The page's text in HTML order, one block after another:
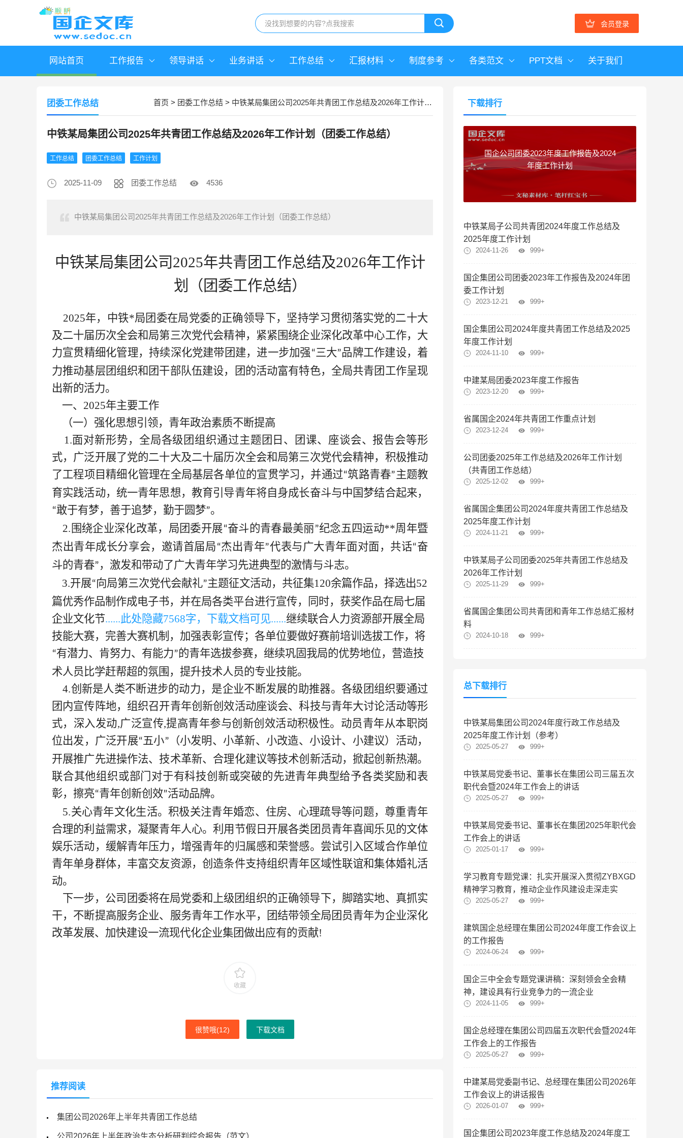
会员登录
网站首页 工作报告 领导讲话 业务讲话 工作总结 汇报材料 制度参考 各类范文 PPT文档 关于我们
首页 > 团委工作总结 > 中铁某局集团公司2025年共青团工作总结及2026年工作计划（团委工作总结）
团委工作总结
中铁某局集团公司2025年共青团工作总结及2026年工作计划（团委工作总结）
工作总结 团委工作总结 工作计划
2025-11-09 团委工作总结 4536
中铁某局集团公司2025年共青团工作总结及2026年工作计划（团委工作总结）
中铁某局集团公司2025年共青团工作总结及2026年工作计
划（ 团委工作总结）
2025年，中铁*局 团委在局党委的正确领导下，坚持学习贯彻落实党的二十大
及二十届历次全会和局第三次党代会精神，紧紧围绕企业深化改革中心工作，大
力宣贯精细化管理，持续深化党建带团建，进一步加强“三大”品牌工作建设，着
力推动基层团组织和团干部队伍建设，团的活动富有特色，全局共青团工作呈现
出新的活力。
一、 2025年主要工作
（一）强化思想引领，青年政治素质不断提高
1.面对新形势，全局各级团组织通过主题团日、团课、座谈会、报告会等形
式，广泛开展了党的二十大及二十届历次全会和局第三次党代会精神，积极推动
了工程项目精细化管理在全局基层各单位的宣贯学习，并通过“筑路青春”主题教
育实践活动，统一青年思想，教育引导青年将自身成长奋斗与中国梦结合起来，
“敢于有梦，善于追梦，勤于圆梦”。
2.围绕企业深化改革，局团委开展“奋斗的青春最美丽”纪念五四运动**周年暨
杰出青年成长分享会，邀请首届局“杰出青年”代表与广大青年面对面，共话“奋
斗的青春”，激发和带动了广大青年学习先进典型的激情与斗志。
3.开展“向局第三次党代会献礼”主题征文活动，共征集120余篇作品，择选出52
篇优秀作品制作成电子书，并在局各类平台进行宣传，同时，获奖作品在局七届
企业文化节......此处隐藏7568字，下载文档可见......继续联合人力资源部开展全局
技能大赛，完善大赛机制，加强表彰宣传；各单位要做好赛前培训选拔工作，将
“有潜力、肯努力、有能力”的青年选拔参赛，继续巩固我局的优势地位，营造技
术人员比学赶帮超的氛围，提升技术人员的专业技能。
4.创新是人类不断进步的动力，是企业不断发展的助推器。各级团组织要通过
团内宣传阵地，组织召开青年创新创效活动座谈会、科技与青年大讨论活动等形
式，深入发动,广泛宣传,提高青年参与创新创效活动积极性。动员青年从本职岗
位出发，广泛开展“五小” （小发明、小革新、小改造、小设计、小建议）活动，
开展推广先进操作法、技术革新、合理化建议等技术创新活动，掀起创新热潮。
联合其他组织或部门对于有科技创新或突破的先进青年典型给予各类奖励和表
彰，擦亮“青年创新创效”活动品牌。
5.关心青年文化生活。积极关注青年婚恋、住房、心理疏导等问题，尊重青年
合理的利益需求，凝聚青年人心。利用节假日开展各类团员青年喜闻乐见的文体
娱乐活动，缓解青年压力，增强青年的归属感和荣誉感。尝试引入区域合作单位
青年单身群体，丰富交友资源，创造条件支持组织青年区域性联谊和集体婚礼活
动。
下一步，公司团委将在局党委和上级团组织的正确领导下，脚踏实地、真抓实
干，不断提高服务企业、服务青年工作水平，团结带领全局团员青年为企业深化
改革发展、加快建设一流现代化企业集团做出应有的贡献!
收藏
很赞哦(12) 下载文档
推荐阅读
集团公司2026年上半年共青团工作总结
公司2026年上半年政治生态分析研判综合报告（范文）
下载排行
国企公司团委2023年度工作报告及2024
年度工作计划
中铁某局子公司共青团2024年度工作总结及
2025年度工作计划
2024-11-26 999+
国企集团公司团委2023年工作报告及2024年团
委工作计划
2023-12-21 999+
国企集团公司2024年度共青团工作总结及2025
年度工作计划
2024-11-10 999+
中建某局团委2023年度工作报告
2023-12-20 999+
省属国企2024年共青团工作重点计划
2023-12-24 999+
公司团委2025年工作总结及2026年工作计划
（共青团工作总结）
2025-12-02 999+
省属国企集团公司2024年度共青团工作总结及
2025年度工作计划
2024-11-21 999+
中铁某局子公司团委2025年共青团工作总结及
2026年工作计划
2025-11-29 999+
省属国企集团公司共青团和青年工作总结汇报材
料
2024-10-18 999+
总下载排行
中铁某局集团公司2024年度行政工作总结及
2025年度工作计划（参考）
2025-05-27 999+
中铁某局党委书记、董事长在集团公司三届五次
职代会暨2024年工作会上的讲话
2025-05-27 999+
中铁某局党委书记、董事长在集团2025年职代会
工作会上的讲话
2025-01-17 999+
学习教育专题党课：扎实开展深入贯彻ZYBXGD
精神学习教育，推动企业作风建设走深走实
2025-05-27 999+
建筑国企总经理在集团公司2024年度工作会议上
的工作报告
2024-06-24 999+
国企三中全会专题党课讲稿：深刻领会全会精
神，建设具有行业竞争力的一流企业
2024-11-05 999+
国企总经理在集团公司四届五次职代会暨2024年
工作会上的工作报告
2025-05-27 999+
中建某局党委副书记、总经理在集团公司2026年
工作会议上的讲话报告
2026-01-07 999+
国企集团公司2023年度工作总结及2024年度工